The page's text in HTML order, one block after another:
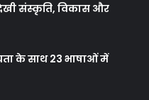
देखी संस्कृति, विकास और
के साथ 23 भाषाओं में